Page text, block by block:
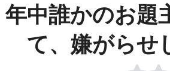
年中誰かのお題
て、嫌がらせ